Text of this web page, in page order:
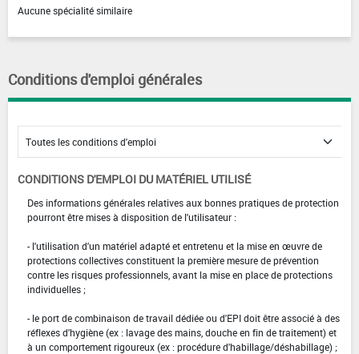
Aucune spécialité similaire
Conditions d'emploi générales
CONDITIONS D'EMPLOI DU MATÉRIEL UTILISÉ
Des informations générales relatives aux bonnes pratiques de protection
pourront être mises à disposition de l'utilisateur :
- l'utilisation d'un matériel adapté et entretenu et la mise en œuvre de
protections collectives constituent la première mesure de prévention
contre les risques professionnels, avant la mise en place de protections
individuelles ;
- le port de combinaison de travail dédiée ou d'EPI doit être associé à des
réflexes d'hygiène (ex : lavage des mains, douche en fin de traitement) et
à un comportement rigoureux (ex : procédure d'habillage/déshabillage) ;